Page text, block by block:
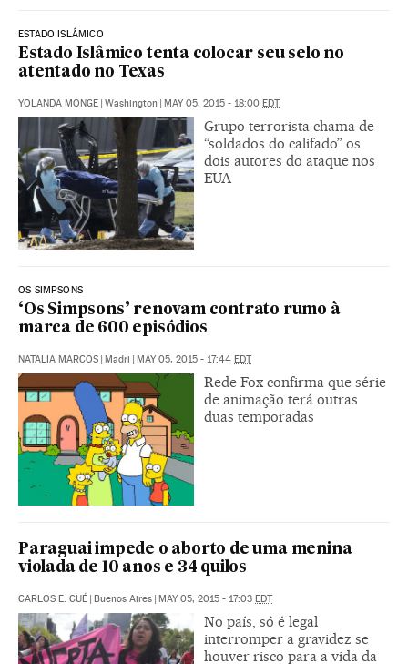
ESTADO ISLÂMICO
Estado Islâmico tenta colocar seu selo no
atentado no Texas
YOLANDA MONGE | Washington | MAY 05, 2015 - 18:00 EDT
Grupo terrorista chama de
“soldados do califado” os
dois autores do ataque nos
EUA
OS SIMPSONS
‘Os Simpsons’ renovam contrato rumo à
marca de 600 episódios
NATALIA MARCOS | Madri | MAY 05, 2015 - 17:44 EDT
Rede Fox confirma que série
de animação terá outras
duas temporadas
Paraguai impede o aborto de uma menina
violada de 10 anos e 34 quilos
CARLOS E. CUÉ | Buenos Aires | MAY 05, 2015 - 17:03 EDT
No país, só é legal
interromper a gravidez se
houver risco para a vida da